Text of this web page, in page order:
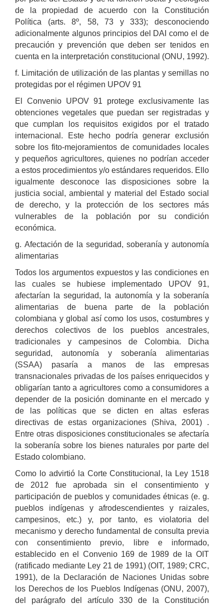
de la propiedad de acuerdo con la Constitución
Política (arts. 8º, 58, 73 y 333); desconociendo
adicionalmente algunos principios del DAI como el de
precaución y prevención que deben ser tenidos en
cuenta en la interpretación constitucional (ONU, 1992).
f. Limitación de utilización de las plantas y semillas no
protegidas por el régimen UPOV 91
El Convenio UPOV 91 protege exclusivamente las
obtenciones vegetales que puedan ser registradas y
que cumplan los requisitos exigidos por el tratado
internacional. Este hecho podría generar exclusión
sobre los fito-mejoramientos de comunidades locales
y pequeños agricultores, quienes no podrían acceder
a estos procedimientos y/o estándares requeridos. Ello
igualmente desconoce las disposiciones sobre la
justicia social, ambiental y material del Estado social
de derecho, y la protección de los sectores más
vulnerables de la población por su condición
económica.
g. Afectación de la seguridad, soberanía y autonomía
alimentarias
Todos los argumentos expuestos y las condiciones en
las cuales se hubiese implementado UPOV 91,
afectarían la seguridad, la autonomía y la soberanía
alimentarias de buena parte de la población
colombiana y global así como los usos, costumbres y
derechos colectivos de los pueblos ancestrales,
tradicionales y campesinos de Colombia. Dicha
seguridad, autonomía y soberanía alimentarias
(SSAA) pasaría a manos de las empresas
transnacionales privadas de los países enriquecidos y
obligarían tanto a agricultores como a consumidores a
depender de la posición dominante en el mercado y
de las políticas que se dicten en altas esferas
directivas de estas organizaciones (Shiva, 2001) .
Entre otras disposiciones constitucionales se afectaría
la soberanía sobre los bienes naturales por parte del
Estado colombiano.
Como lo advirtió la Corte Constitucional, la Ley 1518
de 2012 fue aprobada sin el consentimiento y
participación de pueblos y comunidades étnicas (e. g.
pueblos indígenas y afrodescendientes y raizales,
campesinos, etc.) y, por tanto, es violatoria del
mecanismo y derecho fundamental de consulta previa
con consentimiento previo, libre e informado,
establecido en el Convenio 169 de 1989 de la OIT
(ratificado mediante Ley 21 de 1991) (OIT, 1989; CRC,
1991), de la Declaración de Naciones Unidas sobre
los Derechos de los Pueblos Indígenas (ONU, 2007),
del parágrafo del artículo 330 de la Constitución